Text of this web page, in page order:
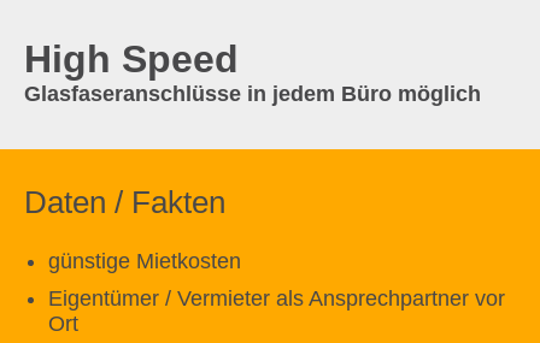
High Speed
Glasfaseranschlüsse in jedem Büro möglich
Daten / Fakten
günstige Mietkosten
Eigentümer / Vermieter als Ansprechpartner vor
Ort